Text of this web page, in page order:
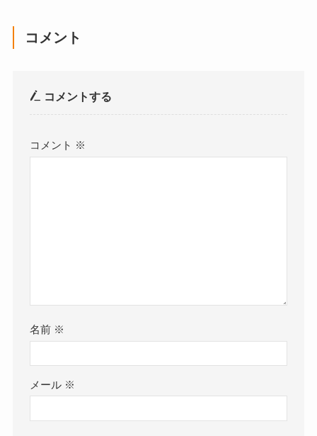
コメント
コメントする
コメント ※
名前 ※
メール ※